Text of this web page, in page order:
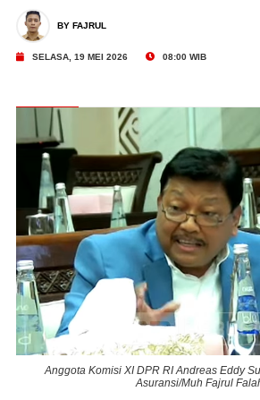
BY FAJRUL
SELASA, 19 MEI 2026 08:00 WIB
Anggota Komisi XI DPR RI Andreas Eddy
Asuransi/Muh Fajrul